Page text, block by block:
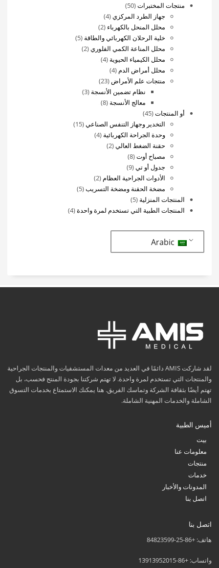
منتجات المختبرات 50
50
منتج
جهاز الطرد المركزي 4
4
منتجات محلل المنحل بالكهرباء 2
2
منتجات
خلية الرحلان الكهربائي والطاقة 5
5
محلل المناعة الكمي الفلوري 2
2
محلل الكيمياء الحيوية 4
4
محلل أمراض الدم 4
4
منتجاتمنتجات علم الأمراض 23
23
منتج
نظام تضمين الأنسجة 3
3
معالج الأنسجة 8
8
أو المنتجات 45
45
منتج
التخدير وجهاز التنفس الصناعي 15
15
وحدة الجراحة الكهربائية 4
4
حقنة الضغط العالي 2
2
مصباح أوت 8
8
منتجات
جدول أو تي 9
9
منتجات
الأدوات الجراحية العظام 2
2
منتجات
مضخة الحقنة ومضخة التسريب 5
5
المنتجات المنزلية 5
5
منتجات
المنتجات الطبية التي تستخدم لمرة واحدة 4
4
لقد شاركت AMIS دائمًا في العديد من معدات المستشفيات والمنتجات الجراحية
والمنتجات التي تستخدم لمرة واحدة. لا تهتم شركتنا بجودة المنتج فحسب، بل
تهتم أيضًا بثقافة الشركة وتماسك الفريق. هنا يمكنك الاستمتاع بخدمات التسوق
الشاملة والخدمات المهنية الشاملة.
أميس الطبية
بيت
معلومات عنا
منتجات
خدمات
المدونات والأخبار
اتصل بنا
اتصل بنا
هاتف: +86-25-84823599
واتساب: +86-13913952015